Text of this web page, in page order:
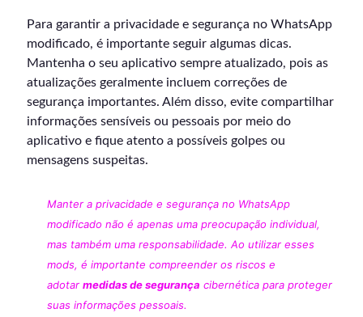
Para garantir a privacidade e segurança no WhatsApp
modificado, é importante seguir algumas dicas.
Mantenha o seu aplicativo sempre atualizado, pois as
atualizações geralmente incluem correções de
segurança importantes. Além disso, evite compartilhar
informações sensíveis ou pessoais por meio do
aplicativo e fique atento a possíveis golpes ou
mensagens suspeitas.
Manter a privacidade e segurança no WhatsApp
modificado não é apenas uma preocupação individual,
mas também uma responsabilidade. Ao utilizar esses
mods, é importante compreender os riscos e
adotar medidas de segurança cibernética para proteger
suas informações pessoais.